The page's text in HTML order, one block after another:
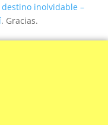
inolvidable –
. Gracias.